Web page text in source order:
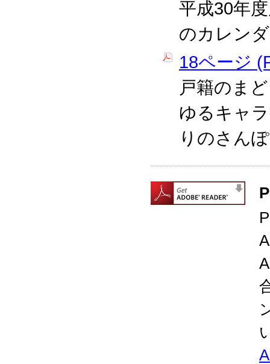
平成30年
のカレン
18ページ
戸籍のま
ゆるキャ
りのさん